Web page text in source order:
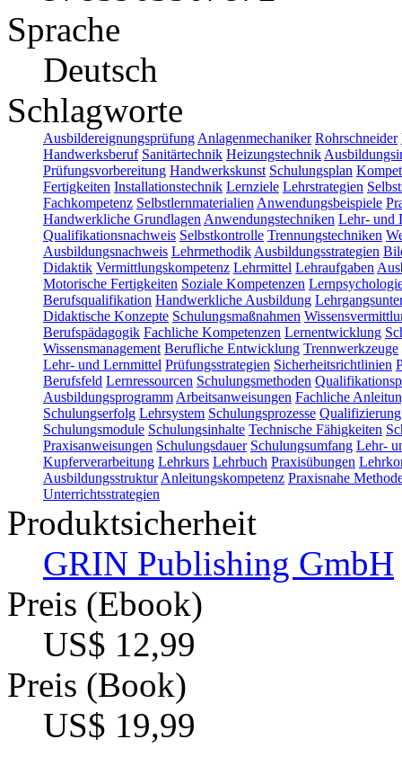
Sprache
Deutsch
Schlagworte
Ausbildereignungsprüfung Anlagenmechaniker Rohrschneider
Handwerksberuf Sanitärtechnik Heizungstechnik
Prüfungsvorbereitung Handwerkskunst Schulungsplan
Fertigkeiten Installationstechnik Lernziele Lehrstrategien
Fachkompetenz Selbstlernmaterialien Anwendungsbeispiele
Handwerkliche Grundlagen Anwendungstechniken Lehr- und
Qualifikationsnachweis Selbstkontrolle Trennungstechniken
Ausbildungsnachweis Lehrmethodik Ausbildungsstrategien
Didaktik Vermittlungskompetenz Lehrmittel Lehraufgaben
Motorische Fertigkeiten Soziale Kompetenzen
Berufsqualifikation Handwerkliche Ausbildung
Didaktische Konzepte Schulungsmaßnahmen
Berufspädagogik Fachliche Kompetenzen Lernentwicklung
Wissensmanagement Berufliche Entwicklung Trennwerkzeuge
Lehr- und Lernmittel Prüfungsstrategien Sicherheitsrichtlinien
Berufsfeld Lernressourcen Schulungsmethoden
Ausbildungsprogramm Arbeitsanweisungen Fachliche
Schulungserfolg Lehrsystem Schulungsprozesse Qualifizierung
Schulungsmodule Schulungsinhalte Technische Fähigkeiten
Praxisanweisungen Schulungsdauer Schulungsumfang Lehr-
Kupferverarbeitung Lehrkurs Lehrbuch Praxisübungen
Ausbildungsstruktur Anleitungskompetenz Praxisnahe
Unterrichtsstrategien
Produktsicherheit
GRIN Publishing GmbH
Preis (Ebook)
US$ 12,99
Preis (Book)
US$ 19,99